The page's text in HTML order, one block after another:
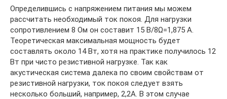
Определившись с напряжением питания мы можем
рассчитать необходимый ток покоя. Для нагрузки
сопротивлением 8 Ом он составит 15 В/8Ω=1,875 А.
Теоретическая максимальная мощность будет
составлять около 14 Вт, хотя на практике получилось 12
Вт при чисто резистивной нагрузке. Так как
акустическая система далека по своим свойствам от
резистивной нагрузки, ток покоя следует взять
несколько больший, например, 2,2А. В этом случае